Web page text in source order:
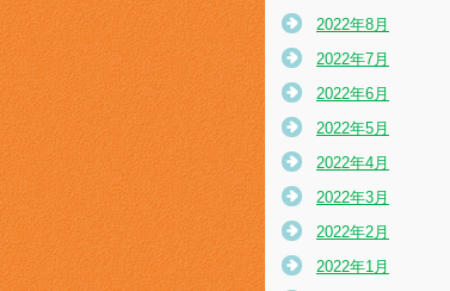
2022年8月
2022年7月
2022年6月
2022年5月
2022年4月
2022年3月
2022年2月
2022年1月